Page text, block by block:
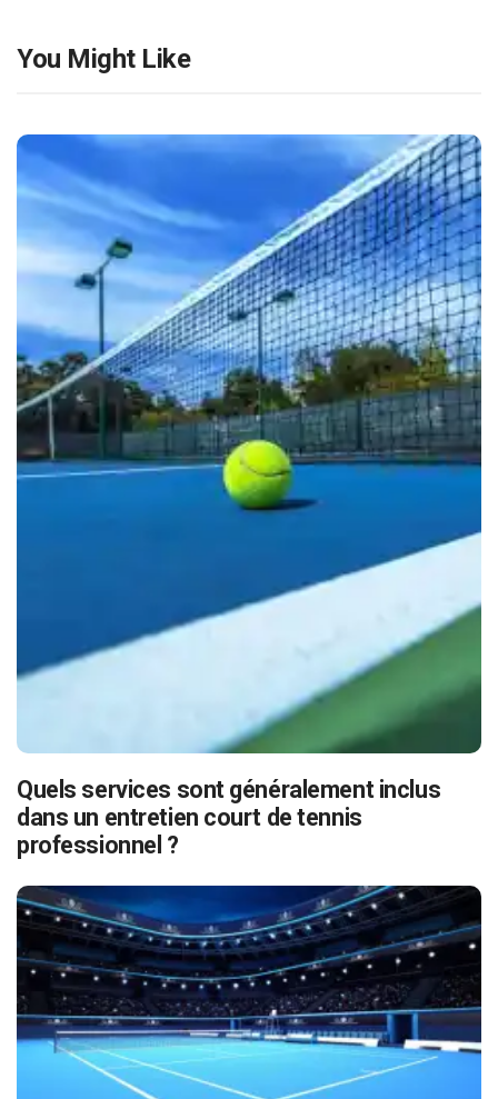
You Might Like
Quels services sont généralement inclus
dans un entretien court de tennis
professionnel ?